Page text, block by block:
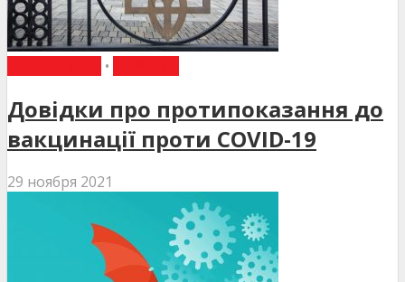
•
Довідки про протипоказання до
вакцинації проти COVID-19
29 ноября 2021